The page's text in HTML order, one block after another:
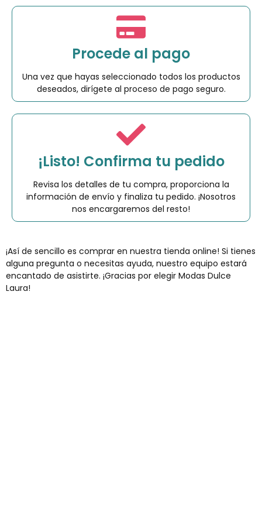
Procede al pago
Una vez que hayas seleccionado todos los productos
deseados, dirígete al proceso de pago seguro.
¡Listo! Confirma tu pedido
Revisa los detalles de tu compra, proporciona la
información de envío y finaliza tu pedido. ¡Nosotros
nos encargaremos del resto!
¡Así de sencillo es comprar en nuestra tienda online! Si tienes
alguna pregunta o necesitas ayuda, nuestro equipo estará
encantado de asistirte. ¡Gracias por elegir Modas Dulce
Laura!